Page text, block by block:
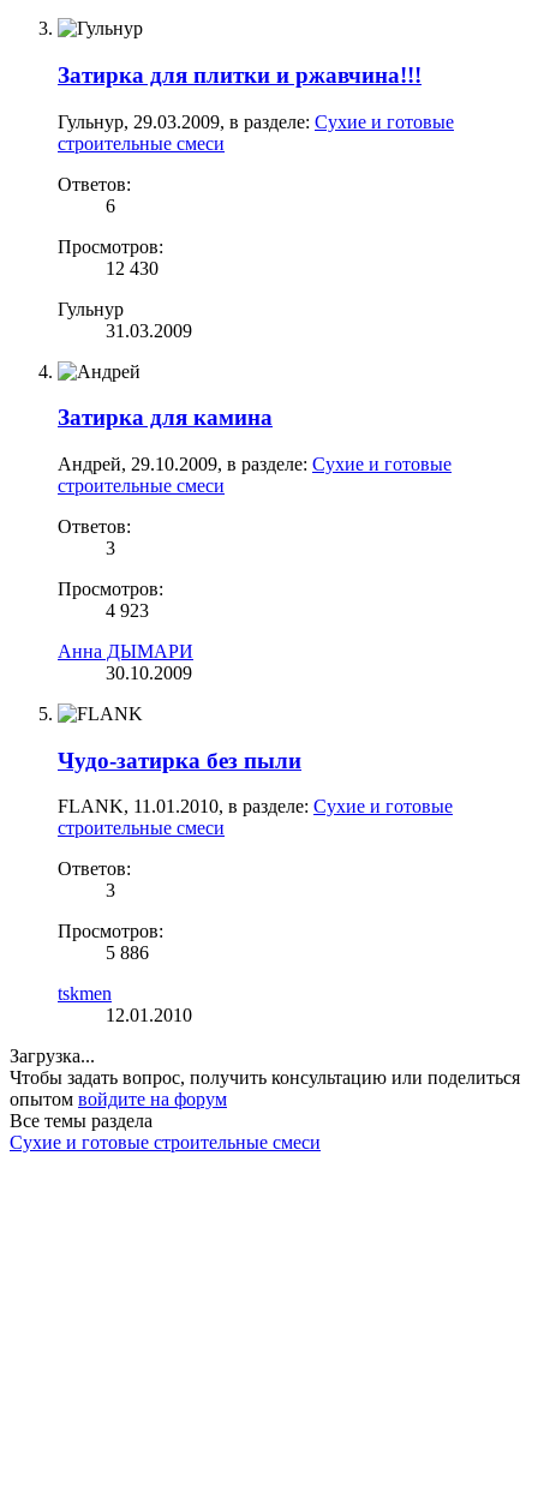
Затирка для плитки и ржавчина!!!
Гульнур, 29.03.2009, в разделе: Сухие и готовые
строительные смеси
Ответов:
6
Просмотров:
12 430
Гульнур
31.03.2009
Затирка для камина
Андрей, 29.10.2009, в разделе: Сухие и готовые
строительные смеси
Ответов:
3
Просмотров:
4 923
Анна ДЫМАРИ
30.10.2009
Чудо-затирка без пыли
FLANK, 11.01.2010, в разделе: Сухие и готовые
строительные смеси
Ответов:
3
Просмотров:
5 886
tskmen
12.01.2010
Загрузка...
Чтобы задать вопрос, получить консультацию или поделиться
опытом войдите на форум
Все темы раздела
Сухие и готовые строительные смеси